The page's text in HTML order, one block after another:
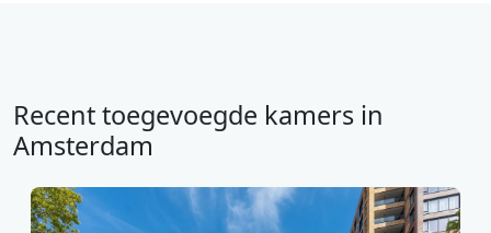
Recent toegevoegde kamers in
Amsterdam